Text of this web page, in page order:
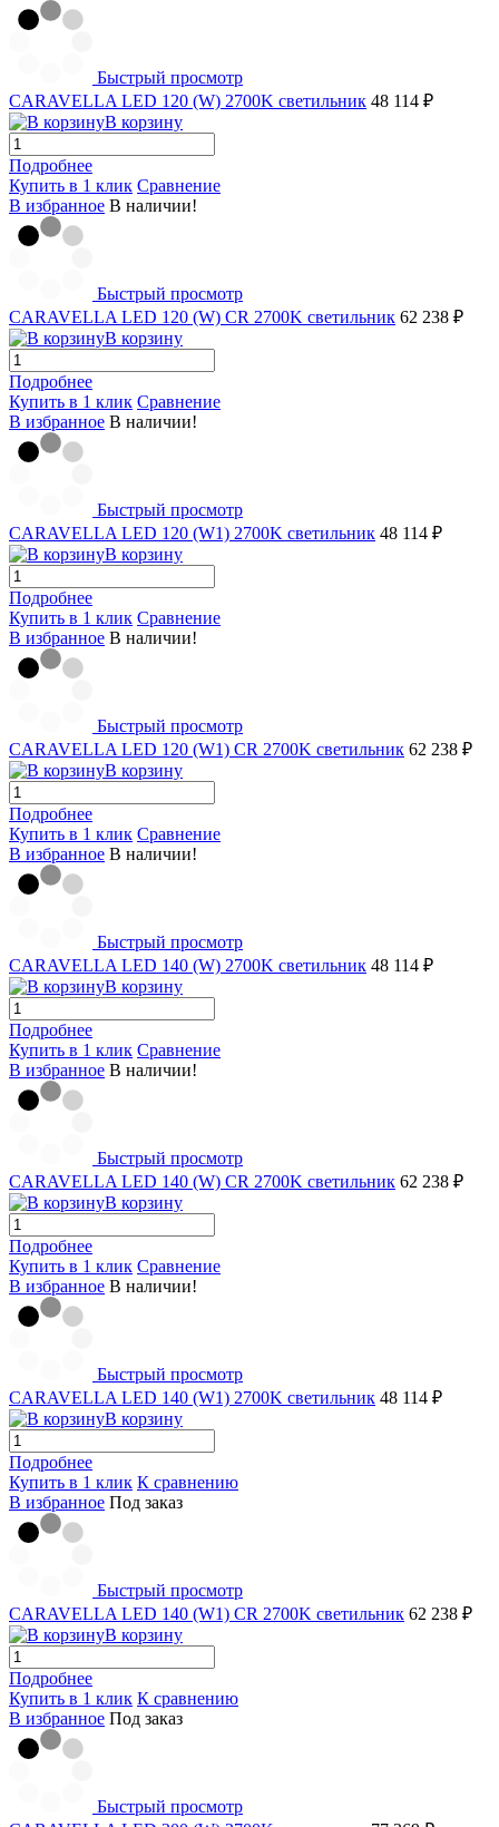
Быстрый просмотр
CARAVELLA LED 120 (W) 2700K светильник 48 114 ₽
В корзину
Подробнее
Купить в 1 клик Сравнение
В избранное В наличии!
Быстрый просмотр
CARAVELLA LED 120 (W) СR 2700K светильник 62 238 ₽
В корзину
Подробнее
Купить в 1 клик Сравнение
В избранное В наличии!
Быстрый просмотр
CARAVELLA LED 120 (W1) 2700K светильник 48 114 ₽
В корзину
Подробнее
Купить в 1 клик Сравнение
В избранное В наличии!
Быстрый просмотр
CARAVELLA LED 120 (W1) СR 2700K светильник 62 238 ₽
В корзину
Подробнее
Купить в 1 клик Сравнение
В избранное В наличии!
Быстрый просмотр
CARAVELLA LED 140 (W) 2700K светильник 48 114 ₽
В корзину
Подробнее
Купить в 1 клик Сравнение
В избранное В наличии!
Быстрый просмотр
CARAVELLA LED 140 (W) CR 2700K светильник 62 238 ₽
В корзину
Подробнее
Купить в 1 клик Сравнение
В избранное В наличии!
Быстрый просмотр
CARAVELLA LED 140 (W1) 2700K светильник 48 114 ₽
В корзину
Подробнее
Купить в 1 клик К сравнению
В избранное Под заказ
Быстрый просмотр
CARAVELLA LED 140 (W1) СR 2700K светильник 62 238 ₽
В корзину
Подробнее
Купить в 1 клик К сравнению
В избранное Под заказ
Быстрый просмотр